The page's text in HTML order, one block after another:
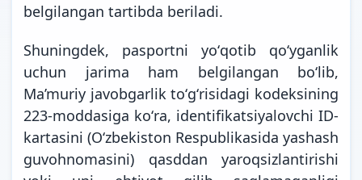
belgilangan tartibda beriladi.
Shuningdek, pasportni yoʻqotib qoʻyganlik
uchun jarima ham belgilangan boʻlib,
Ma’muriy javobgarlik toʻgʻrisidagi kodeksining
223-moddasiga koʻra, identifikatsiyalovchi ID-
kartasini (O‘zbekiston Respublikasida yashash
guvohnomasini) qasddan yaroqsizlantirishi